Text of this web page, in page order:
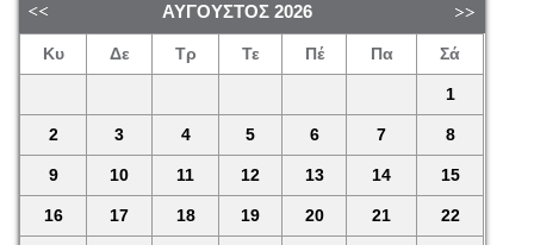
ΑΎΓΟΥΣΤΟΣ 2026
Κυ Δε Τρ Τε Πέ Πα Σά
1
2 3 4 5 6 7 8
9 10 11 12 13 14 15
16 17 18 19 20 21 22